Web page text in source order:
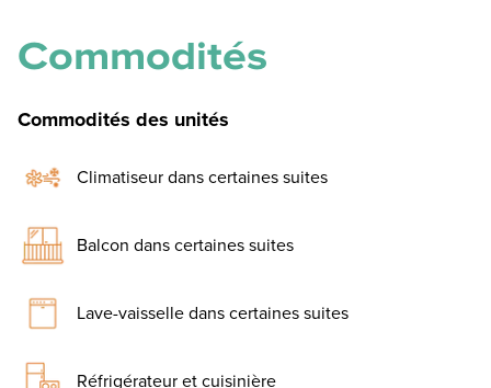
Commodités
Commodités des unités
Climatiseur dans certaines suites
Balcon dans certaines suites
Lave-vaisselle dans certaines suites
Réfrigérateur et cuisinière